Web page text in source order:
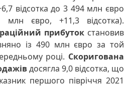
відсотка до 3 494 млн євро
євро, +11,3 відсотка).
прибуток становив
із 490 млн євро за той
році. Скоригована
досягла 9,0 відсотка, що
першого півріччя 2021